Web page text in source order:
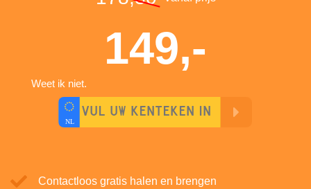
149,-
Weet ik niet.
Contactloos gratis halen en brengen